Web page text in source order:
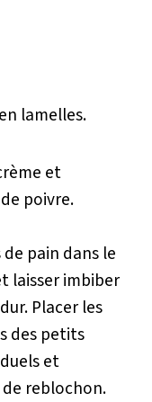
lamelles.
et
poivre.
pain dans le
laisser imbiber
Placer les
des petits
et
reblochon.